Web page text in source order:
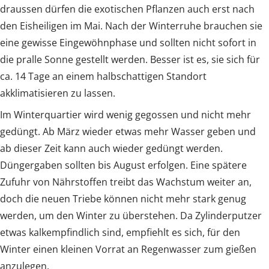
draussen dürfen die exotischen Pflanzen auch erst nach
den Eisheiligen im Mai. Nach der Winterruhe brauchen sie
eine gewisse Eingewöhnphase und sollten nicht sofort in
die pralle Sonne gestellt werden. Besser ist es, sie sich für
ca. 14 Tage an einem halbschattigen Standort
akklimatisieren zu lassen.
Im Winterquartier wird wenig gegossen und nicht mehr
gedüngt. Ab März wieder etwas mehr Wasser geben und
ab dieser Zeit kann auch wieder gedüngt werden.
Düngergaben sollten bis August erfolgen. Eine spätere
Zufuhr von Nährstoffen treibt das Wachstum weiter an,
doch die neuen Triebe können nicht mehr stark genug
werden, um den Winter zu überstehen. Da Zylinderputzer
etwas kalkempfindlich sind, empfiehlt es sich, für den
Winter einen kleinen Vorrat an Regenwasser zum gießen
anzulegen.